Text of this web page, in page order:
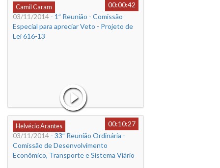
Camil Caram
00:00:42
03/11/2014 - 1ª Reunião - Comissão
Especial para apreciar Veto - Projeto de
Lei 616-13
Helvécio Arantes
00:10:27
03/11/2014 - 33ª Reunião Ordinária -
Comissão de Desenvolvimento
Econômico, Transporte e Sistema Viário